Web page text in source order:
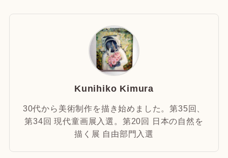
Kunihiko Kimura
30代から美術制作を描き始めました。第35回、
第34回 現代童画展入選。第20回 日本の自然を
描く展 自由部門入選